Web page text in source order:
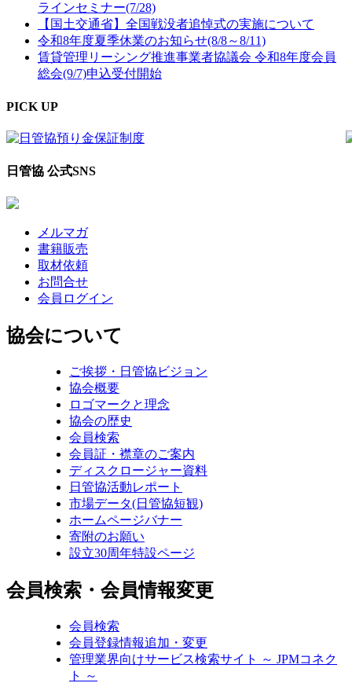
ラインセミナー(7/28)
【国土交通省】全国戦没者追悼式の実施について
令和8年度夏季休業のお知らせ(8/8～8/11)
賃貸管理リーシング推進事業者協議会 令和8年度会員
総会(9/7)申込受付開始
PICK UP
日管協 公式SNS
メルマガ
書籍販売
取材依頼
お問合せ
会員ログイン
協会について
ご挨拶・日管協ビジョン
協会概要
ロゴマークと理念
協会の歴史
会員検索
会員証・襟章のご案内
ディスクロージャー資料
日管協活動レポート
市場データ(日管協短観)
ホームページバナー
寄附のお願い
設立30周年特設ページ
会員検索・会員情報変更
会員検索
会員登録情報追加・変更
管理業界向けサービス検索サイト ～ JPMコネク
ト ～